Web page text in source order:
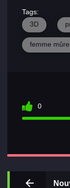
Principal
Tags:
3D
femme mûre
0